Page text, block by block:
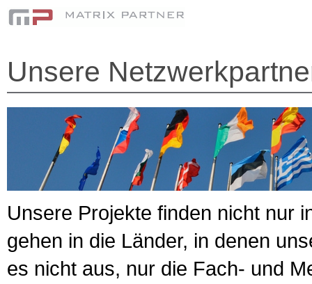
Unsere
Unsere Projekte finden nicht nur
gehen in die Länder, in denen
es nicht aus, nur die Fach- und